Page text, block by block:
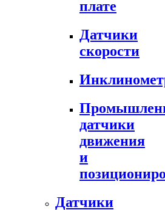
плате
Датчики
скорости
датчики
движения
и
Датчики